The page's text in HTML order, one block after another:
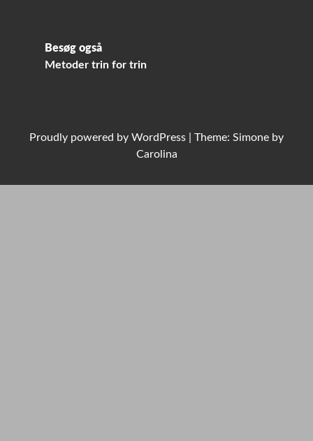
Besøg også
Metoder trin for trin
Proudly powered by WordPress
Theme: Simone by
Carolina